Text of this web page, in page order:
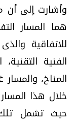
وأشارت إلى أن
هما المسار
للاتفاقية
الفنية
المناخ،
خلال هذا
حيث تشمل